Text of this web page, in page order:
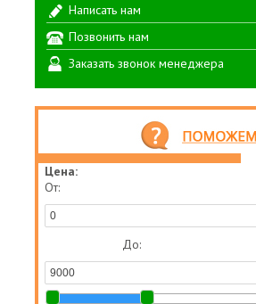
Написать нам
Позвонить нам
Заказать звонок менеджера
Цена:
От:
До: